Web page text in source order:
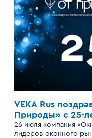
VEKA Rus
Природы» с 25-
26 июля компания
лидеров оконного